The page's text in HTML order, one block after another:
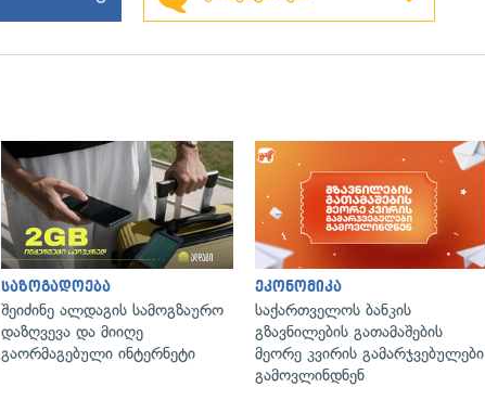
საზოგადოება
შეიძინე ალდაგის სამოგზაურო
დაზღვევა და მიიღე
გაორმაგებული ინტერნეტი
ეკონომიკა
საქართველოს ბანკის
გზავნილების გათამაშების
მეორე კვირის გამარჯვებულები
გამოვლინდნენ